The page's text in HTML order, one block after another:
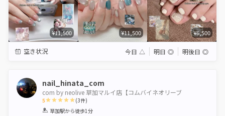
¥11,500 ¥11,500 ¥6,500
空き状況 今日 △ 明日 ◎ 明後日 ◎
nail_hinata_com
com by neolive 草加マルイ店【コムバイネオリーブ
5
1 2 3 4 5
(3件)
草加駅から徒歩1分